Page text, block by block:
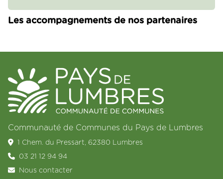
Les accompagnements de nos partenaires
Communauté de Communes du Pays de Lumbres
1 Chem. du Pressart, 62380 Lumbres
03 21 12 94 94
Nous contacter